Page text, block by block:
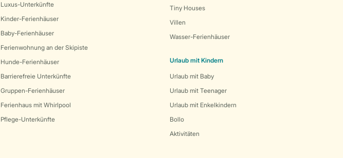
Luxus-Unterkünfte
Kinder-Ferienhäuser
Baby-Ferienhäuser
Ferienwohnung an der Skipiste
Hunde-Ferienhäuser
Barrierefreie Unterkünfte
Gruppen-Ferienhäuser
Ferienhaus mit Whirlpool
Pflege-Unterkünfte
Tiny Houses
Villen
Wasser-Ferienhäuser
Urlaub mit Kindern
Urlaub mit Baby
Urlaub mit Teenager
Urlaub mit Enkelkindern
Bollo
Aktivitäten